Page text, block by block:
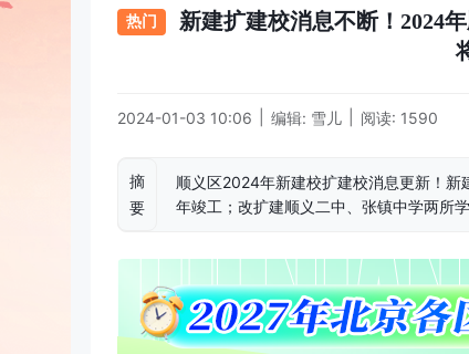
热门
新建扩建校消息不断！2024
2024-01-03 10:06 编辑: 雪儿 阅读: 1590
摘
要
顺义区2024年新建校扩建校消息更新！
年竣工；改扩建顺义二中、张镇中学两所